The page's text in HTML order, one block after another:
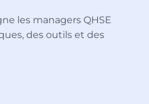
les managers QHSE
des outils et des